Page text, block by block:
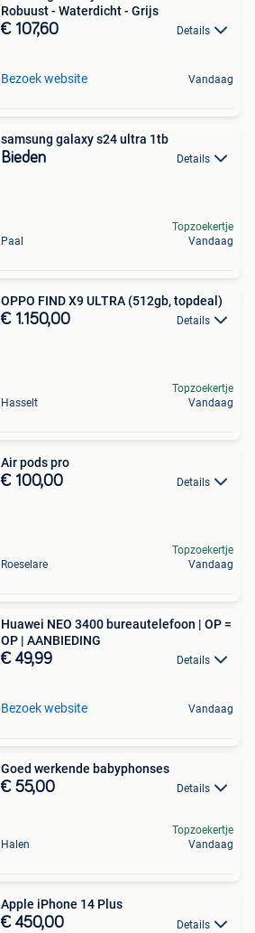
Robuust - Waterdicht - Grijs
€ 107,60 Details
Bezoek website Vandaag
samsung galaxy s24 ultra 1tb
Bieden Details
Paal
Topzoekertje
Vandaag
OPPO FIND X9 ULTRA (512gb, topdeal)
€ 1.150,00 Details
Hasselt
Topzoekertje
Vandaag
Air pods pro
€ 100,00 Details
Roeselare
Topzoekertje
Vandaag
Huawei NEO 3400 bureautelefoon | OP =
OP | AANBIEDING
€ 49,99 Details
Bezoek website Vandaag
Goed werkende babyphonses
€ 55,00 Details
Halen
Topzoekertje
Vandaag
Apple iPhone 14 Plus
€ 450,00 Details